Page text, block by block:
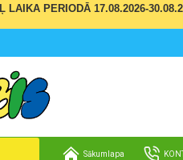
LAIKA PERIODĀ 17.08.2026-
Sākumlapa